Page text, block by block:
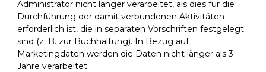
Administrator nicht länger verarbeitet, als dies für die
Durchführung der damit verbundenen Aktivitäten
erforderlich ist, die in separaten Vorschriften festgelegt
sind (z. B. zur Buchhaltung). In Bezug auf
Marketingdaten werden die Daten nicht länger als 3
Jahre verarbeitet.